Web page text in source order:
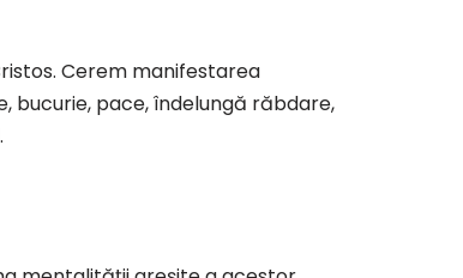
Cerem manifestarea
bucurie, pace, îndelungă răbdare,